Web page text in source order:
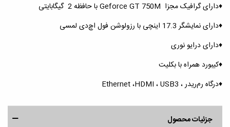
♦️دارای گرافیک مجزا Geforce GT 750M با حافظه 2 گیگابایتی
♦️دارای نمایشگر 17.3 اینچی با رزولوشن فول اچ‌دی لمسی
♦️دارای درایو نوری
♦️کیبورد همراه با بکلیت
♦️درگاه رم‌ریدر ، Ethernet ،HDMI ، USB3
جزئیات محصول